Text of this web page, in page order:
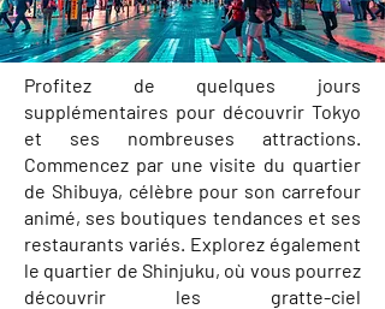
Profitez de quelques jours
supplémentaires pour découvrir Tokyo
et ses nombreuses attractions.
Commencez par une visite du quartier
de Shibuya, célèbre pour son carrefour
animé, ses boutiques tendances et ses
restaurants variés. Explorez également
le quartier de Shinjuku, où vous pourrez
découvrir les gratte-ciel